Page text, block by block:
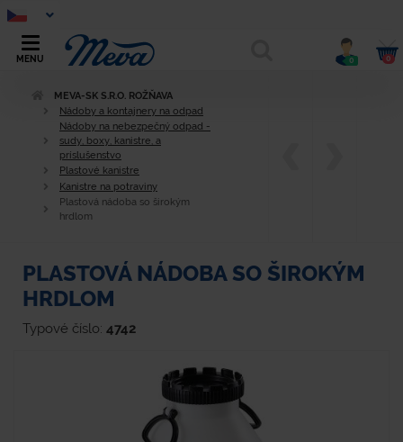
MENU 0 0
MEVA-SK S.R.O. ROŽŇAVA
Nádoby a kontajnery na odpad
Nádoby na nebezpečný odpad -
sudy, boxy, kanistre, a
príslušenstvo
Plastové kanistre
Kanistre na potraviny
Plastová nádoba so širokým
hrdlom
PLASTOVÁ NÁDOBA SO ŠIROKÝM
HRDLOM
Typové číslo: 4742